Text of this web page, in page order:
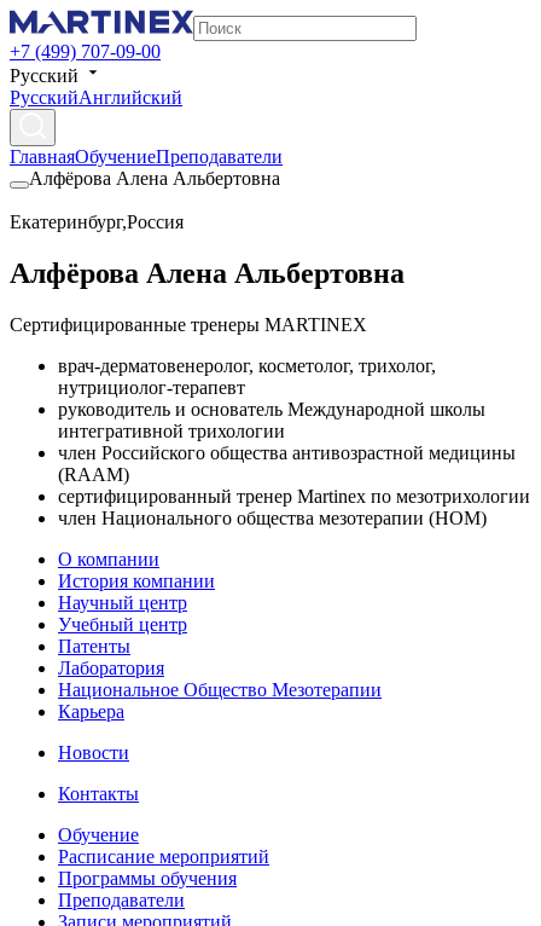
+7 (499) 707-09-00
Русский
РусскийАнглийский
ГлавнаяОбучениеПреподаватели
Алфёрова Алена Альбертовна
Екатеринбург,Россия
Алфёрова Алена Альбертовна
Сертифицированные тренеры MARTINEX
врач-дерматовенеролог, косметолог, трихолог,
нутрициолог-терапевт
руководитель и основатель Международной школы
интегративной трихологии
член Российского общества антивозрастной медицины
(RAAM)
сертифицированный тренер Martinex по мезотрихологии
член Национального общества мезотерапии (НОМ)
О компании
История компании
Научный центр
Учебный центр
Патенты
Лаборатория
Национальное Общество Мезотерапии
Карьера
Новости
Контакты
Обучение
Расписание мероприятий
Программы обучения
Преподаватели
Записи мероприятий